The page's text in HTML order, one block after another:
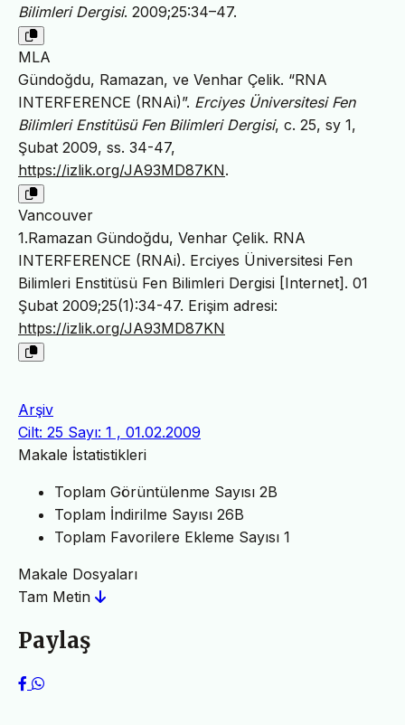
Bilimleri Dergisi. 2009;25:34–47.
MLA
Gündoğdu, Ramazan, ve Venhar Çelik. “RNA
INTERFERENCE (RNAi)”. Erciyes Üniversitesi Fen
Bilimleri Enstitüsü Fen Bilimleri Dergisi, c. 25, sy 1,
Şubat 2009, ss. 34-47,
https://izlik.org/JA93MD87KN.
Vancouver
1.Ramazan Gündoğdu, Venhar Çelik. RNA
INTERFERENCE (RNAi). Erciyes Üniversitesi Fen
Bilimleri Enstitüsü Fen Bilimleri Dergisi [Internet]. 01
Şubat 2009;25(1):34-47. Erişim adresi:
https://izlik.org/JA93MD87KN
Arşiv
Cilt: 25 Sayı: 1 , 01.02.2009
Makale İstatistikleri
Toplam Görüntülenme Sayısı 2B
Toplam İndirilme Sayısı 26B
Toplam Favorilere Ekleme Sayısı 1
Makale Dosyaları
Tam Metin
Paylaş